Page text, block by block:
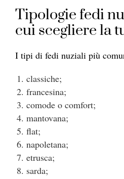
Tipologie fedi
cui scegliere la
I tipi di fedi nuziali più
classiche;
francesina;
comode o comfort;
mantovana;
flat;
napoletana;
etrusca;
sarda;